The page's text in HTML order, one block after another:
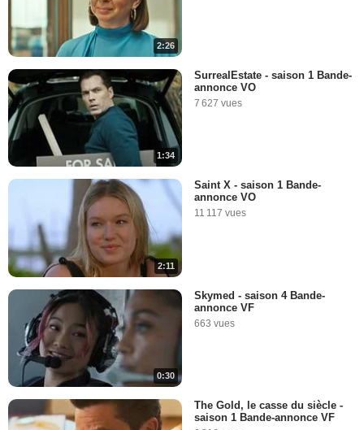
2:26
1:34
SurrealEstate - saison 1 Bande-
annonce VO
7 627 vues
2:11
Saint X - saison 1 Bande-
annonce VO
11 117 vues
0:30
Skymed - saison 4 Bande-
annonce VF
663 vues
The Gold, le casse du siècle -
saison 1 Bande-annonce VF